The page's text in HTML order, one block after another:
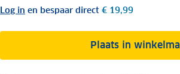
Log in en bespaar direct € 19,99
Plaats in